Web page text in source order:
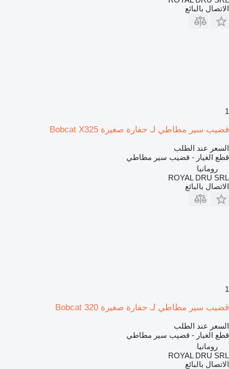
الاتصال بالبائع
1
قضيب سير مطاطي لـ حفارة صغيرة Bobcat X325
السعر عند الطلب
قطع الغيار - قضيب سير مطاطي
رومانيا
ROYAL DRU SRL
الاتصال بالبائع
1
قضيب سير مطاطي لـ حفارة صغيرة Bobcat 320
السعر عند الطلب
قطع الغيار - قضيب سير مطاطي
رومانيا
ROYAL DRU SRL
الاتصال بالبائع